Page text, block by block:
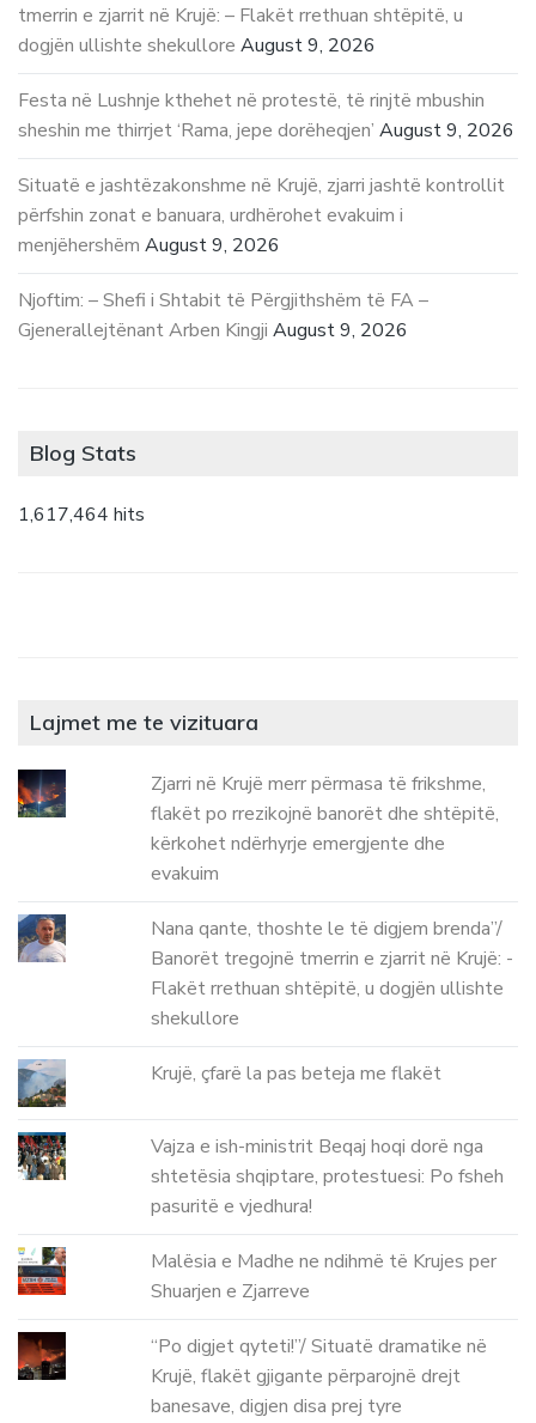
tmerrin e zjarrit në Krujë: – Flakët rrethuan shtëpitë, u
dogjën ullishte shekullore August 9, 2026
Festa në Lushnje kthehet në protestë, të rinjtë mbushin
sheshin me thirrjet ‘Rama, jepe dorëheqjen’ August 9, 2026
Situatë e jashtëzakonshme në Krujë, zjarri jashtë kontrollit
përfshin zonat e banuara, urdhërohet evakuim i
menjëhershëm August 9, 2026
Njoftim: – Shefi i Shtabit të Përgjithshëm të FA –
Gjenerallejtënant Arben Kingji August 9, 2026
Blog Stats
1,617,464 hits
Lajmet me te vizituara
Zjarri në Krujë merr përmasa të frikshme,
flakët po rrezikojnë banorët dhe shtëpitë,
kërkohet ndërhyrje emergjente dhe
evakuim
Nana qante, thoshte le të digjem brenda”/
Banorët tregojnë tmerrin e zjarrit në Krujë: -
Flakët rrethuan shtëpitë, u dogjën ullishte
shekullore
Krujë, çfarë la pas beteja me flakët
Vajza e ish-ministrit Beqaj hoqi dorë nga
shtetësia shqiptare, protestuesi: Po fsheh
pasuritë e vjedhura!
Malësia e Madhe ne ndihmë të Krujes per
Shuarjen e Zjarreve
“Po digjet qyteti!”/ Situatë dramatike në
Krujë, flakët gjigante përparojnë drejt
banesave, digjen disa prej tyre